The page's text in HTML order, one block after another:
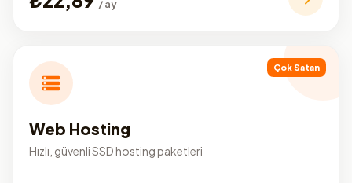
/ ay
Çok Satan
Web Hosting
Hızlı, güvenli SSD hosting paketleri